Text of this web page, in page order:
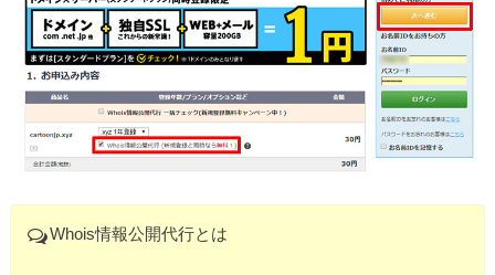
Whois情報公開代行とは